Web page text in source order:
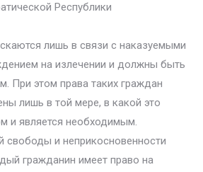
Республики
лишь в связи с наказуемыми
на излечении и должны быть
При этом права таких граждан
лишь в той мере, в какой это
и является необходимым.
свободы и неприкосновенности
гражданин имеет право на